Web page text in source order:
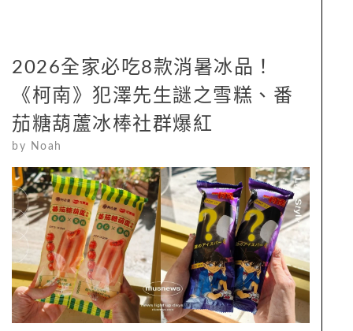
2026全家必吃8款消暑冰品！
《柯南》犯澤先生謎之雪糕、番
茄糖葫蘆冰棒社群爆紅
by Noah